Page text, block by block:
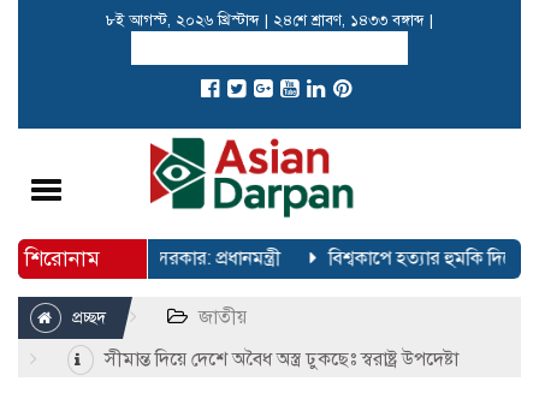
৮ই আগস্ট, ২০২৬ খ্রিস্টাব্দ | ২৪শে শ্রাবণ, ১৪৩৩ বঙ্গাব্দ |
Toggle
শিরোনাম
উঠতে কাজ করছে সরকার: প্রধানমন্ত্রী বিশ্বকাপে হত্যার হুমকি
প্রচ্ছদ
জাতীয়
সীমান্ত দিয়ে দেশে অবৈধ অস্ত্র ঢুকছেঃ স্বরাষ্ট্র উপদেষ্টা